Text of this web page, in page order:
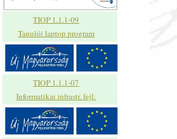
TIOP 1.1.1-09
Tanulói laptop program
TIOP 1.1.1-07
Informatikai infrastr. fejl.